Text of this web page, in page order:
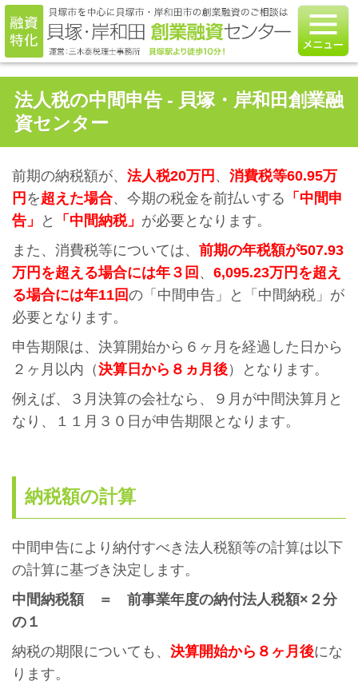
法人税の中間申告 - 貝塚・岸和田創業融
資センター
前期の納税額が、 法人税20万円 、 消費税等60.95万
円 を超えた場合、今期の税金を前払いする 「中間申
告」
と 「中間納税」 が必要となります。
また、消費税等については、 前期の年税額が507.93
万円を超える場合には年３回 、 6,095.23万円を超え
る場合には年11回の「中間申告」と「中間納税」が
必要となります。
申告期限は、決算開始から６ヶ月を経過した日から
２ヶ月以内（決算日から８ヵ月後）となります。
例えば、３月決算の会社なら、９月が中間決算月と
なり、１１月３０日が申告期限となります。
納税額の計算
中間申告により納付すべき法人税額等の計算は以下
の計算に基づき決定します。
中間納税額 ＝ 前事業年度の納付法人税額×２分
の１
納税の期限についても、 決算開始から８ヶ月後にな
ります。